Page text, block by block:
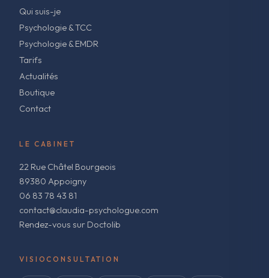
Qui suis-je
Psychologie & TCC
Psychologie & EMDR
Tarifs
Actualités
Boutique
Contact
LE CABINET
22 Rue Châtel Bourgeois
89380 Appoigny
06 83 78 43 81
contact@claudia-psychologue.com
Rendez-vous sur Doctolib
VISIOCONSULTATION